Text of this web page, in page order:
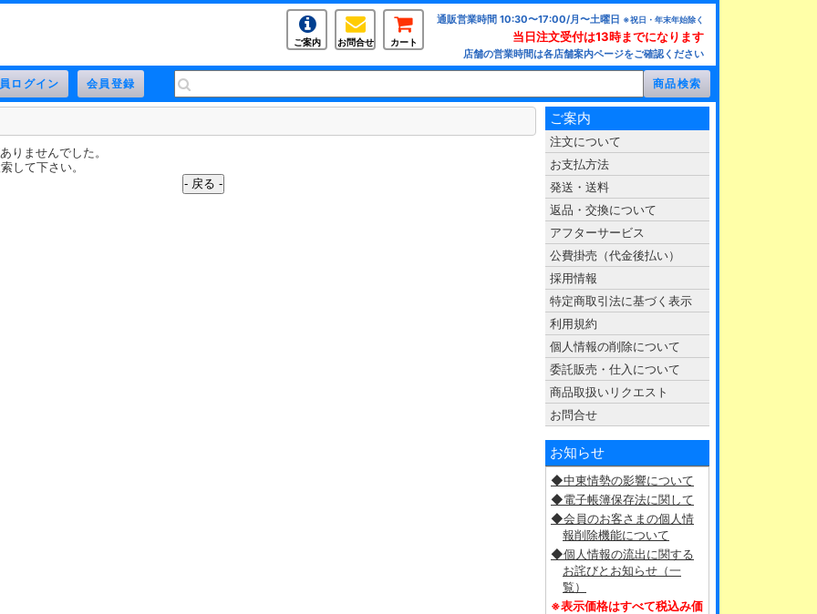
ご案内 お問合せ カート
通販営業時間 10:30〜17:00/月〜土曜日 ※祝日・年末年始除く
当日注文受付は13時までになります
店舗の営業時間は各店舗案内ページをご確認ください
りませんでした。
して下さい。
ご案内
注文について
お支払方法
発送・送料
返品・交換について
アフターサービス
公費掛売（代金後払い）
採用情報
特定商取引法に基づく表示
利用規約
個人情報の削除について
委託販売・仕入について
商品取扱いリクエスト
お問合せ
お知らせ
◆中東情勢の影響について
◆電子帳簿保存法に関して
◆会員のお客さまの個人情
報削除機能について
◆個人情報の流出に関する
お詫びとお知らせ（一
覧）
※表示価格はすべて税込み価